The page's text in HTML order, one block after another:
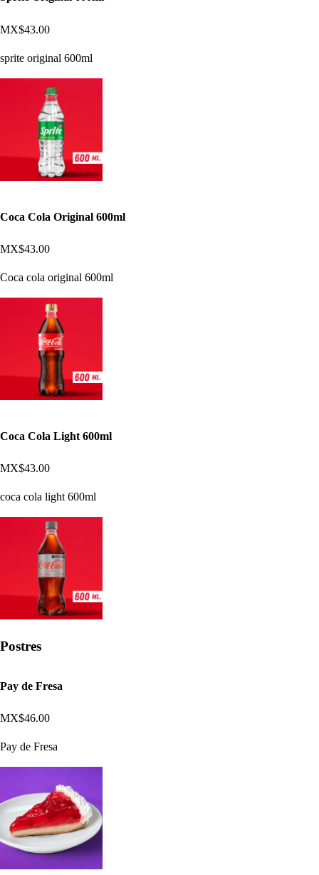
MX$43.00
sprite original 600ml
Coca Cola Original 600ml
MX$43.00
Coca cola original 600ml
Coca Cola Light 600ml
MX$43.00
coca cola light 600ml
Postres
Pay de Fresa
MX$46.00
Pay de Fresa